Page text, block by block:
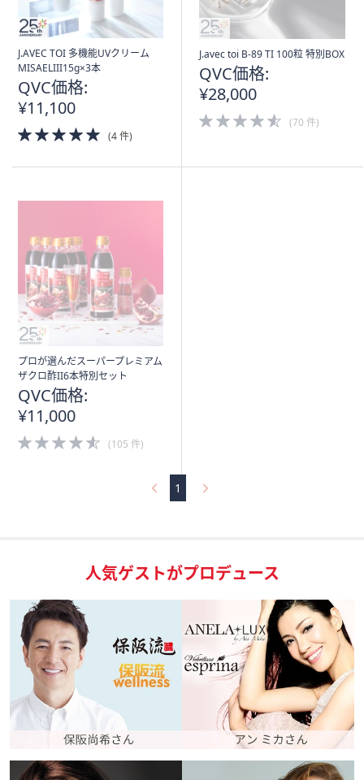
J.AVEC TOI 多機能UVクリーム
MISAELIII15g×3本
QVC価格:
¥11,100
5.0
of
(4 件)
J.avec toi B-89 TI 100粒 特別BOX
QVC価格:
¥28,000
4.5
of
(70 件)
プロが選んだスーパープレミアム
ザクロ酢II6本特別セット
QVC価格:
¥11,000
4.5
of
(105 件)
1
人気ゲストがプロデュース